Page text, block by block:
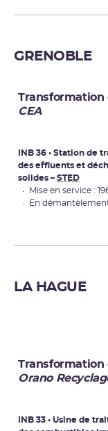
GRENOBLE
Transformation
CEA
INB 36 • Station de
des effluents et
solides – STED
• Mise en service :
• En
LA HAGUE
Transformation
Orano
INB 33 • Usine de